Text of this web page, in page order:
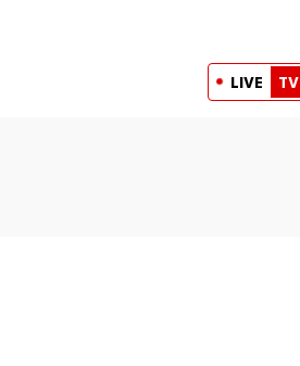
LIVE TV